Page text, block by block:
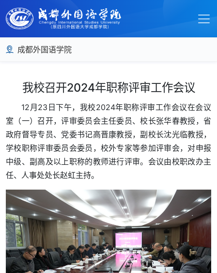
成都外国语学院
我校召开2024年职称评审工作会议
12月23日下午，我校2024年职称评审工作会议在会议
室（一）召开，评审委员会主任委员、校长张华春教授，省
政府督导专员、党委书记高晋康教授，副校长沈光临教授，
学校职称评审委员会委员，校外专家等参加评审会，对申报
中级、副高及以上职称的教师进行评审。会议由校职改办主
任、人事处处长赵虹主持。